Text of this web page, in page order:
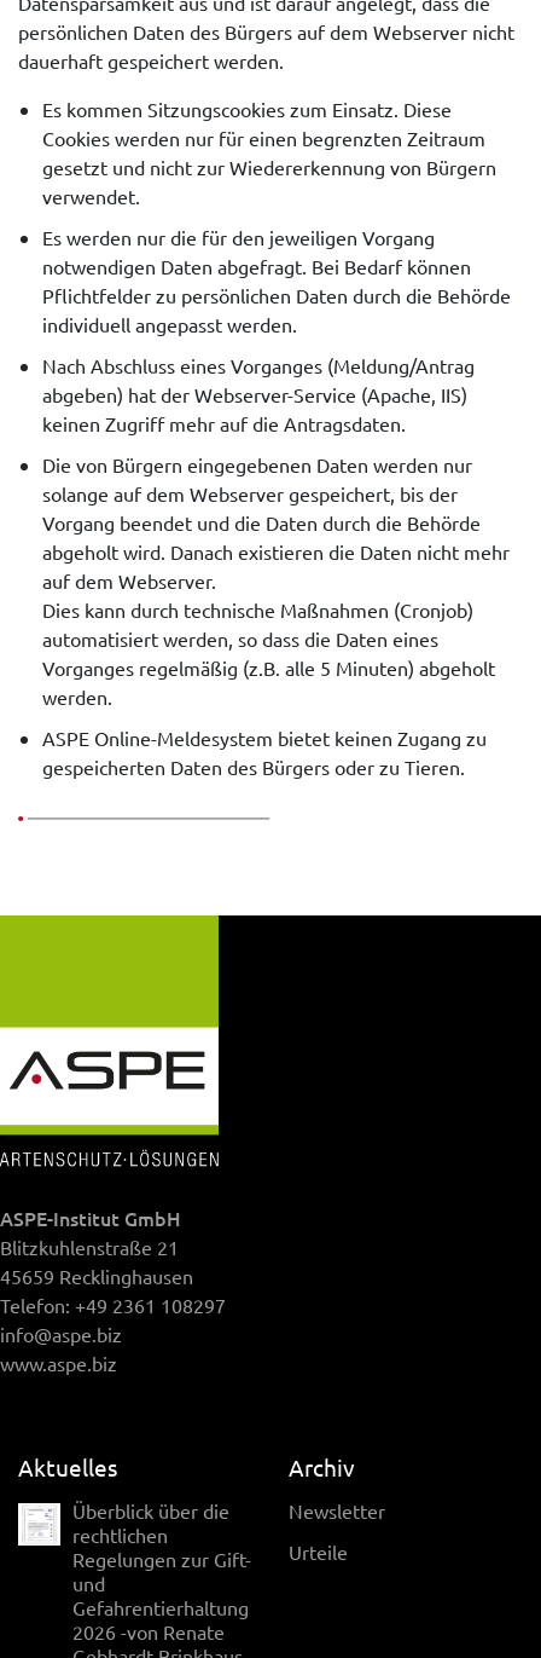
persönlichen Daten des Bürgers auf dem Webserver nicht
dauerhaft gespeichert werden.
Es kommen Sitzungscookies zum Einsatz. Diese
Cookies werden nur für einen begrenzten Zeitraum
gesetzt und nicht zur Wiedererkennung von Bürgern
verwendet.
Es werden nur die für den jeweiligen Vorgang
notwendigen Daten abgefragt. Bei Bedarf können
Pflichtfelder zu persönlichen Daten durch die Behörde
individuell angepasst werden.
Nach Abschluss eines Vorganges (Meldung/Antrag
abgeben) hat der Webserver-Service (Apache, IIS)
keinen Zugriff mehr auf die Antragsdaten.
Die von Bürgern eingegebenen Daten werden nur
solange auf dem Webserver gespeichert, bis der
Vorgang beendet und die Daten durch die Behörde
abgeholt wird. Danach existieren die Daten nicht mehr
auf dem Webserver.
Dies kann durch technische Maßnahmen (Cronjob)
automatisiert werden, so dass die Daten eines
Vorganges regelmäßig (z.B. alle 5 Minuten) abgeholt
werden.
ASPE Online-Meldesystem bietet keinen Zugang zu
gespeicherten Daten des Bürgers oder zu Tieren.
ASPE-Institut GmbH
Blitzkuhlenstraße 21
45659 Recklinghausen
Telefon: +49 2361 108297
info@aspe.biz
www.aspe.biz
Aktuelles
Überblick über die
rechtlichen
Regelungen zur Gift-
und
Gefahrentierhaltung
2026 -von Renate
Archiv
Newsletter
Urteile